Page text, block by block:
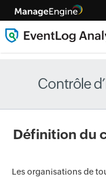
Contrôle
Définition du
Les organisations de